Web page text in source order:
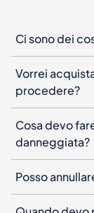
Ci sono dei
Vorrei
procedere?
Cosa devo
danneggiata?
Posso